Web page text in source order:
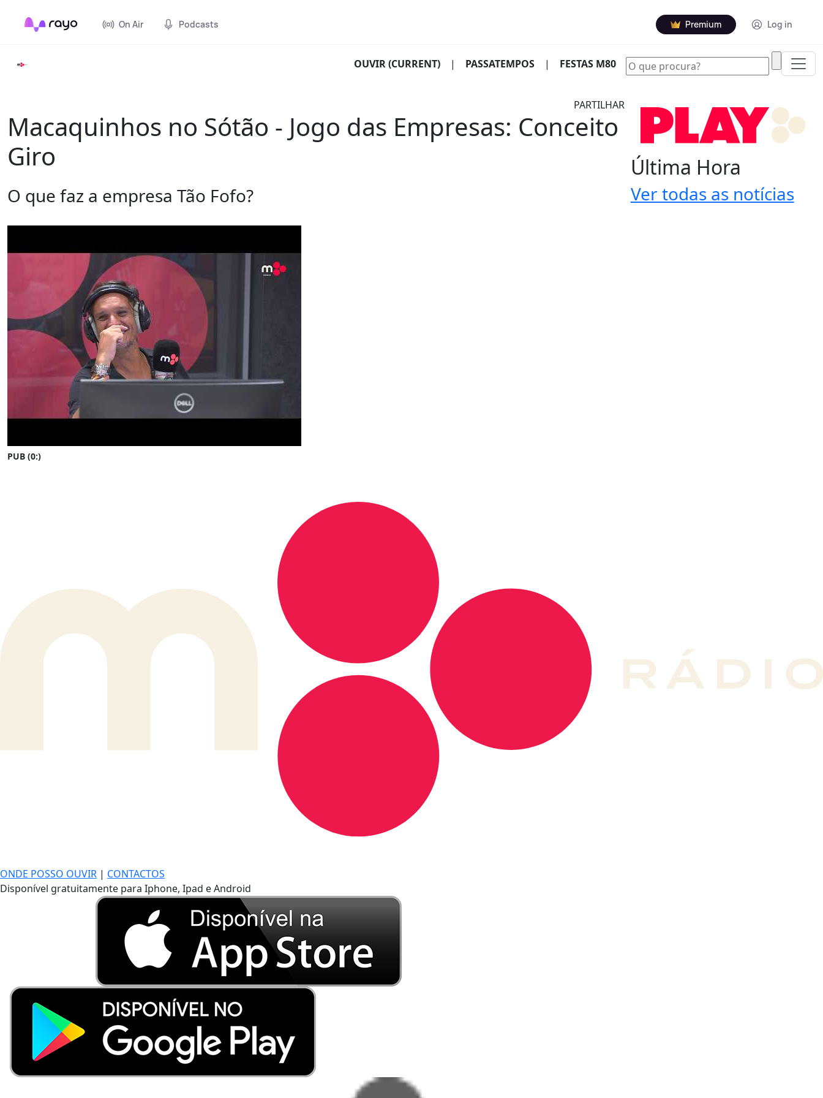
On Air Podcasts Premium Log in
OUVIR(CURRENT) | PASSATEMPOS | FESTAS M80
PARTILHAR
Macaquinhos no Sótão - Jogo das Empresas: Conceito
Giro
O que faz a empresa Tão Fofo?
PUB (0:)
Última Hora
Ver todas as notícias
ONDE POSSO OUVIR | CONTACTOS
Disponível gratuitamente para Iphone, Ipad e Android